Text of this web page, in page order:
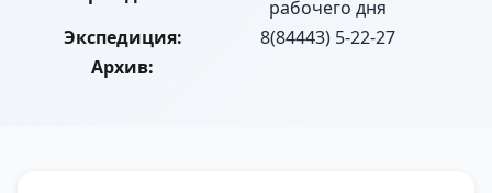
рабочего дня
Экспедиция:
8(84443) 5-22-27
Архив: